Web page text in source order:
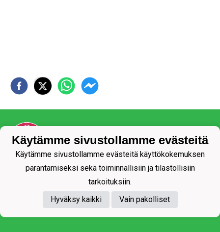
Tietosuojaseloste
Käytämme sivustollamme evästeitä
Käytämme sivustollamme evästeitä käyttökokemuksen
parantamiseksi sekä toiminnallisiin ja tilastollisiin
tarkoituksiin.
Hyväksy kaikki
Vain pakolliset